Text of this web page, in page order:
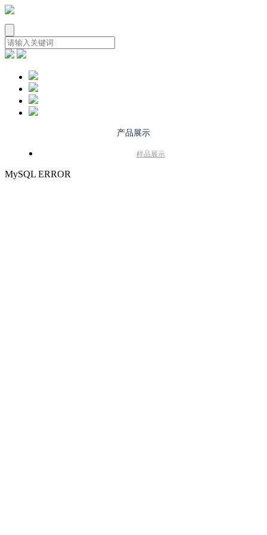
产品展示
样品展示
MySQL ERROR